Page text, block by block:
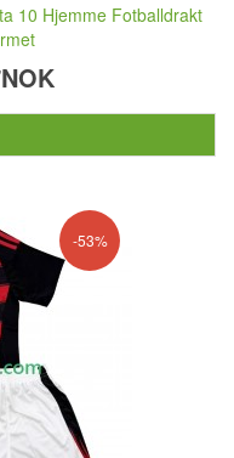
10 Hjemme Fotballdrakt
-53%